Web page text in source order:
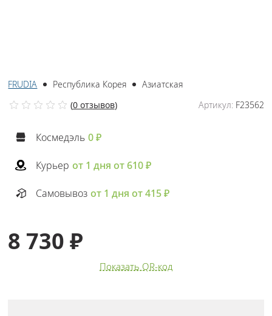
FRUDIA Республика Корея
Азиатская
Артикул:F23562
(0 отзывов)
Космедэль 0 ₽
Курьер от 1 дня от 610 ₽
Самовывоз от 1 дня от 415 ₽
8 730 ₽
Показать QR-код